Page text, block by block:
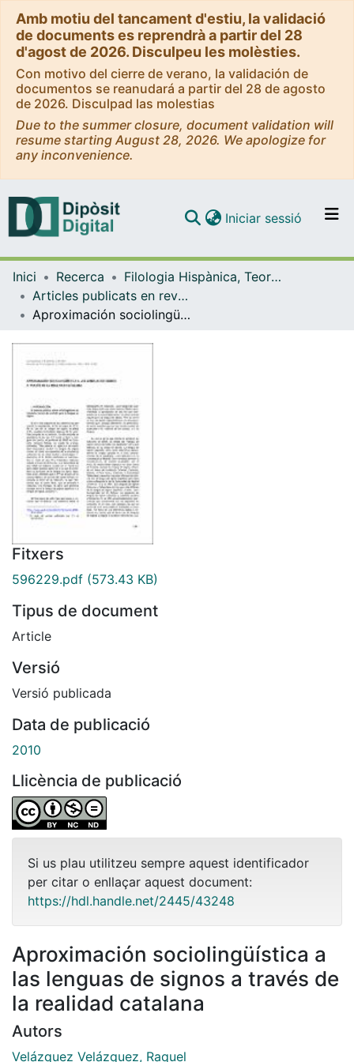
Amb motiu del tancament d'estiu, la validació
de documents es reprendrà a partir del 28
d'agost de 2026. Disculpeu les molèsties.
Con motivo del cierre de verano, la validación de
documentos se reanudará a partir del 28 de agosto
de 2026. Disculpad las molestias
Due to the summer closure, document validation will
resume starting August 28, 2026. We apologize for
any inconvenience.
Navega per tot el DD
Com publicar
Iniciar sessió (current)
Inici Recerca
Filologia Hispànica, Teoria de la Literatura i Comunicació
Articles publicats en revistes (Filologia Hispànica, Teoria de la Literatura i Comunicació)
Aproximación sociolingüística a las lenguas de signos a través de la realidad catalana
Fitxers
596229.pdf (573.43 KB)
Tipus de document
Article
Versió
Versió publicada
Data de publicació
2010
Llicència de publicació
Si us plau utilitzeu sempre aquest identificador
per citar o enllaçar aquest document:
https://hdl.handle.net/2445/43248
Aproximación sociolingüística a
las lenguas de signos a través de
la realidad catalana
Autors
Velázquez Velázquez, Raquel